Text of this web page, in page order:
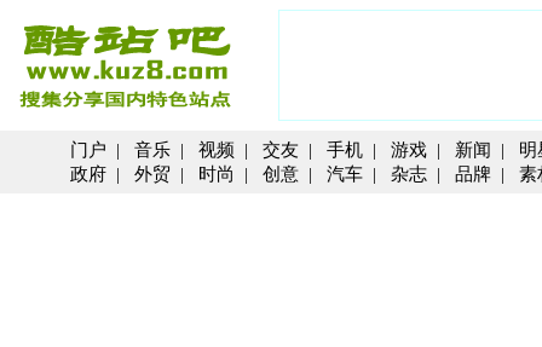
门户 | 音乐 | 视频 | 交友 | 手机 | 游戏 | 新闻 | 明
政府 | 外贸 | 时尚 | 创意 | 汽车 | 杂志 | 品牌 | 素